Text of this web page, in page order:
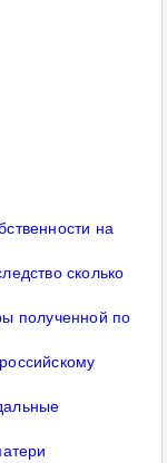
на
сколько
полученной по